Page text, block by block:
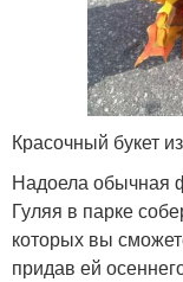
Красочный букет
Надоела обычная
Гуляя в парке
которых вы
придав ей